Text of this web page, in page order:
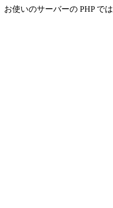
お使いのサーバーの PHP で